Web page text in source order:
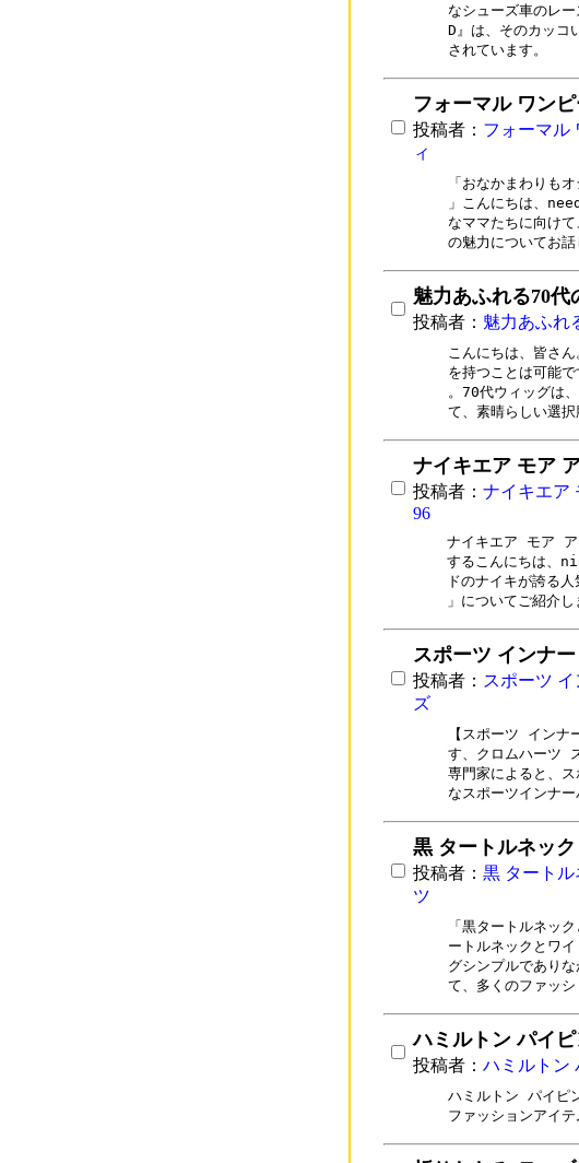
なシューズ車のレ
D』は、そのカッコ
されています。
フォーマル ワン
投稿者： フォーマル
ィ
「おなかまわりも
」こんにちは、
なママたちに向け
の魅力についてお話
魅力あふれる70代
投稿者： 魅力あふれ
こんにちは、皆さ
を持つことは可能
。70代ウィッグは
て、素晴らしい選択
ナイキエア モア
投稿者： ナイキエア
96
ナイキエア モア ア
するこんにちは、
ドのナイキが誇る
」についてご紹介し
スポーツ インナ
投稿者： スポーツ
ズ
【スポーツ イン
す、クロムハーツ
専門家によると、
なスポーツインナー
黒 タートルネッ
投稿者： 黒 タート
ツ
「黒タートルネッ
ートルネックとワ
グシンプルであり
て、多くのファッシ
ハミルトン パイ
投稿者： ハミルトン
ハミルトン パイピ
ファッションアイテ